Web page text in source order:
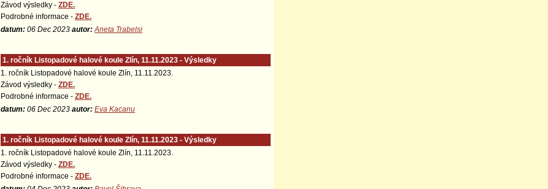
Závod výsledky - ZDE.
Podrobné informace - ZDE.
datum: 06 Dec 2023 autor: Aneta Trabelsi
1. ročník Listopadové halové koule Zlín, 11.11.2023 - Výsledky
1. ročník Listopadové halové koule Zlín, 11.11.2023.
Závod výsledky - ZDE.
Podrobné informace - ZDE.
datum: 06 Dec 2023 autor: Eva Kacanu
1. ročník Listopadové halové koule Zlín, 11.11.2023 - Výsledky
1. ročník Listopadové halové koule Zlín, 11.11.2023.
Závod výsledky - ZDE.
Podrobné informace - ZDE.